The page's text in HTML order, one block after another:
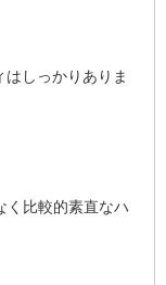
しっかりありま
く比較的素直なハ